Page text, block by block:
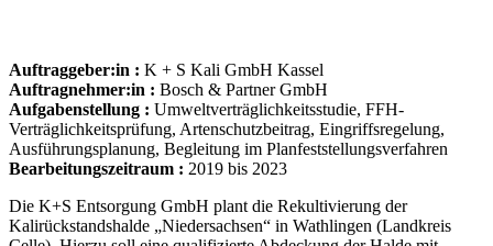
Auftraggeber:in : K + S Kali GmbH Kassel
Auftragnehmer:in : Bosch & Partner GmbH
Aufgabenstellung : Umweltverträglichkeitsstudie, FFH-
Verträglichkeitsprüfung, Artenschutzbeitrag, Eingriffsregelung,
Ausführungsplanung, Begleitung im Planfeststellungsverfahren
Bearbeitungszeitraum : 2019 bis 2023
Die K+S Entsorgung GmbH plant die Rekultivierung der
Kalirückstandshalde „Niedersachsen“ in Wathlingen (Landkreis